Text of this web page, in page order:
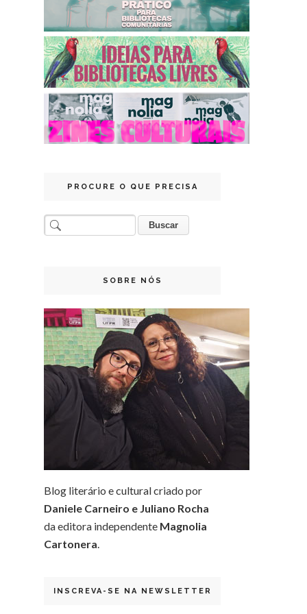
PROCURE O QUE PRECISA
SOBRE NÓS
Blog literário e cultural criado por
Daniele Carneiro e Juliano Rocha
da editora independente Magnolia
Cartonera.
INSCREVA-SE NA NEWSLETTER